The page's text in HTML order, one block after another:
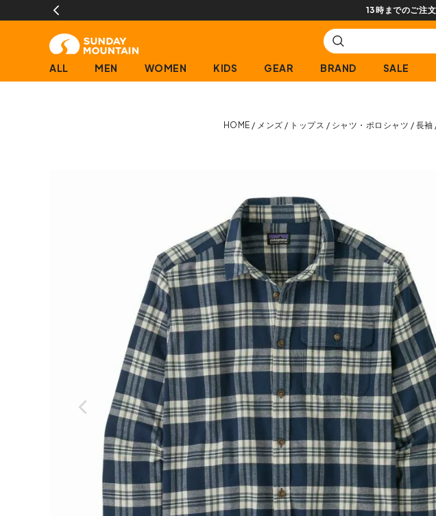
ALL MEN WOMEN KIDS GEAR BRAND SALE
HOME メンズ トップス シャツ・ポロシャツ 長袖